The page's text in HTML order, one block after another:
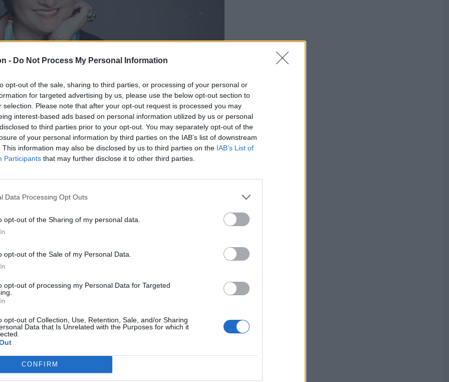
- Do Not Process My Personal Information
opt-out of the sale, sharing to third parties, or processing of your personal or
for targeted advertising by us, please use the below opt-out section to
selection. Please note that after your opt-out request is processed you may
interest-based ads based on personal information utilized by us or personal
to third parties prior to your opt-out. You may separately opt-out of the
of your personal information by third parties on the IAB’s list of downstream
This information may also be disclosed by us to third parties on the IAB’s List of
Participants that may further disclose it to other third parties.
Data Processing Opt Outs
opt-out of the Sharing of my personal data.
opt-out of the Sale of my Personal Data.
opt-out of processing my Personal Data for Targeted
opt-out of Collection, Use, Retention, Sale, and/or Sharing
Data that Is Unrelated with the Purposes for which it
CONFIRM
a dallamtapadás kifejezést, hiszen
35 éves
érzelmileg
Így van ez az ízek és
is.